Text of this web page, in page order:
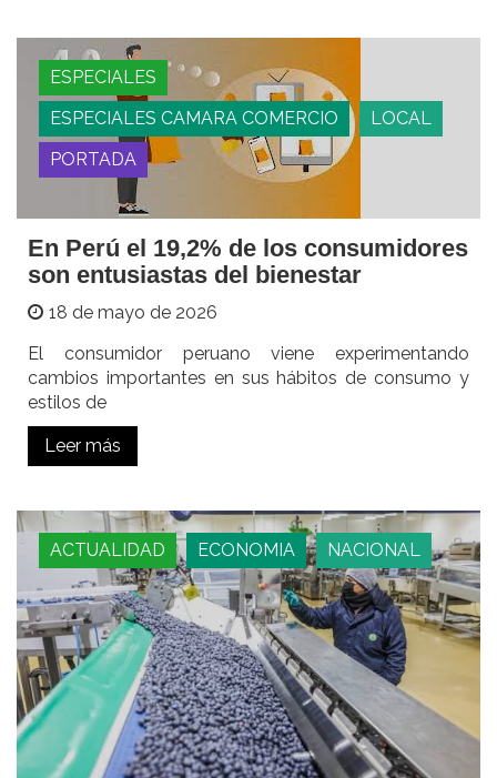
ESPECIALES
ESPECIALES CAMARA COMERCIO
LOCAL
PORTADA
En Perú el 19,2% de los consumidores
son entusiastas del bienestar
18 de mayo de 2026
El consumidor peruano viene experimentando
cambios importantes en sus hábitos de consumo y
estilos de
Leer más
ACTUALIDAD ECONOMIA NACIONAL